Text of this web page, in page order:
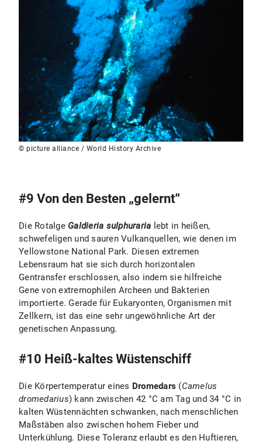
© picture alliance / World History Archive
#9 Von den Besten „gelernt“
Die Rotalge Galdieria sulphuraria lebt in heißen,
schwefeligen und sauren Vulkanquellen, wie denen im
Yellowstone National Park. Diesen extremen
Lebensraum hat sie sich durch horizontalen
Gentransfer erschlossen, also indem sie hilfreiche
Gene von extremophilen Archeen und Bakterien
importierte. Gerade für Eukaryonten, Organismen mit
Zellkern, ist das eine sehr ungewöhnliche Art der
genetischen Anpassung.
#10 Heiß-kaltes Wüstenschiff
Die Körpertemperatur eines Dromedars (Camelus
dromedarius) kann zwischen 42 °C am Tag und 34 °C in
kalten Wüstennächten schwanken, nach menschlichen
Maßstäben also zwischen hohem Fieber und
Unterkühlung. Diese Toleranz erlaubt es den Huftieren,